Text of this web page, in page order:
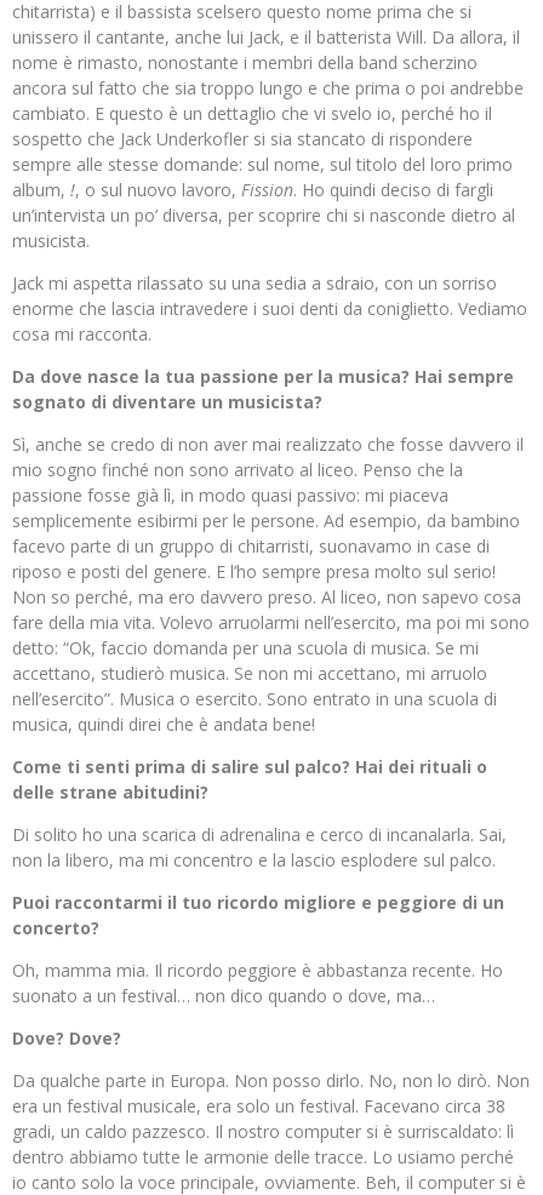
chitarrista) e il bassista scelsero questo nome prima che si
unissero il cantante, anche lui Jack, e il batterista Will. Da allora, il
nome è rimasto, nonostante i membri della band scherzino
ancora sul fatto che sia troppo lungo e che prima o poi andrebbe
cambiato. E questo è un dettaglio che vi svelo io, perché ho il
sospetto che Jack Underkofler si sia stancato di rispondere
sempre alle stesse domande: sul nome, sul titolo del loro primo
album, !, o sul nuovo lavoro, Fission. Ho quindi deciso di fargli
un’intervista un po’ diversa, per scoprire chi si nasconde dietro al
musicista.
Jack mi aspetta rilassato su una sedia a sdraio, con un sorriso
enorme che lascia intravedere i suoi denti da coniglietto. Vediamo
cosa mi racconta.
Da dove nasce la tua passione per la musica? Hai sempre
sognato di diventare un musicista?
Sì, anche se credo di non aver mai realizzato che fosse davvero il
mio sogno finché non sono arrivato al liceo. Penso che la
passione fosse già lì, in modo quasi passivo: mi piaceva
semplicemente esibirmi per le persone. Ad esempio, da bambino
facevo parte di un gruppo di chitarristi, suonavamo in case di
riposo e posti del genere. E l’ho sempre presa molto sul serio!
Non so perché, ma ero davvero preso. Al liceo, non sapevo cosa
fare della mia vita. Volevo arruolarmi nell’esercito, ma poi mi sono
detto: “Ok, faccio domanda per una scuola di musica. Se mi
accettano, studierò musica. Se non mi accettano, mi arruolo
nell’esercito”. Musica o esercito. Sono entrato in una scuola di
musica, quindi direi che è andata bene!
Come ti senti prima di salire sul palco? Hai dei rituali o
delle strane abitudini?
Di solito ho una scarica di adrenalina e cerco di incanalarla. Sai,
non la libero, ma mi concentro e la lascio esplodere sul palco.
Puoi raccontarmi il tuo ricordo migliore e peggiore di un
concerto?
Oh, mamma mia. Il ricordo peggiore è abbastanza recente. Ho
suonato a un festival… non dico quando o dove, ma…
Dove? Dove?
Da qualche parte in Europa. Non posso dirlo. No, non lo dirò. Non
era un festival musicale, era solo un festival. Facevano circa 38
gradi, un caldo pazzesco. Il nostro computer si è surriscaldato: lì
dentro abbiamo tutte le armonie delle tracce. Lo usiamo perché
io canto solo la voce principale, ovviamente. Beh, il computer si è